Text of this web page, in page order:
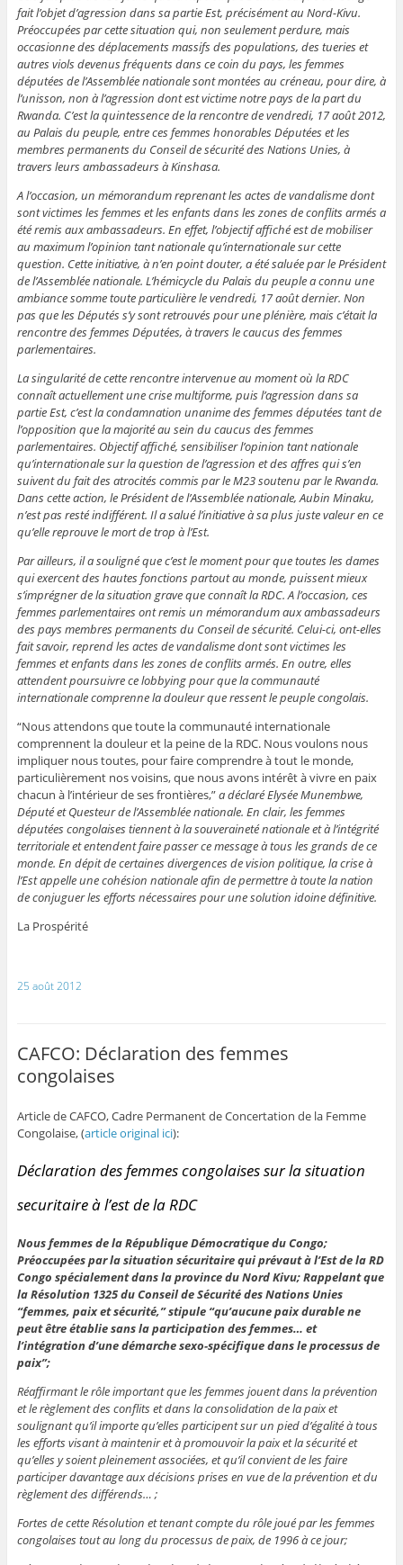
fait l’objet d’agression dans sa partie Est, précisément au Nord-Kivu.
Préoccupées par cette situation qui, non seulement perdure, mais
occasionne des déplacements massifs des populations, des tueries et
autres viols devenus fréquents dans ce coin du pays, les femmes
députées de l’Assemblée nationale sont montées au créneau, pour dire, à
l’unisson, non à l’agression dont est victime notre pays de la part du
Rwanda. C’est la quintessence de la rencontre de vendredi, 17 août 2012,
au Palais du peuple, entre ces femmes honorables Députées et les
membres permanents du Conseil de sécurité des Nations Unies, à
travers leurs ambassadeurs à Kinshasa.
A l’occasion, un mémorandum reprenant les actes de vandalisme dont
sont victimes les femmes et les enfants dans les zones de conflits armés a
été remis aux ambassadeurs. En effet, l’objectif affiché est de mobiliser
au maximum l’opinion tant nationale qu’internationale sur cette
question. Cette initiative, à n’en point douter, a été saluée par le Président
de l’Assemblée nationale. L’hémicycle du Palais du peuple a connu une
ambiance somme toute particulière le vendredi, 17 août dernier. Non
pas que les Députés s’y sont retrouvés pour une plénière, mais c’était la
rencontre des femmes Députées, à travers le caucus des femmes
parlementaires.
La singularité de cette rencontre intervenue au moment où la RDC
connaît actuellement une crise multiforme, puis l’agression dans sa
partie Est, c’est la condamnation unanime des femmes députées tant de
l’opposition que la majorité au sein du caucus des femmes
parlementaires. Objectif affiché, sensibiliser l’opinion tant nationale
qu’internationale sur la question de l’agression et des affres qui s’en
suivent du fait des atrocités commis par le M23 soutenu par le Rwanda.
Dans cette action, le Président de l’Assemblée nationale, Aubin Minaku,
n’est pas resté indifférent. Il a salué l’initiative à sa plus juste valeur en ce
qu’elle reprouve le mort de trop à l’Est.
Par ailleurs, il a souligné que c’est le moment pour que toutes les dames
qui exercent des hautes fonctions partout au monde, puissent mieux
s’imprégner de la situation grave que connaît la RDC. A l’occasion, ces
femmes parlementaires ont remis un mémorandum aux ambassadeurs
des pays membres permanents du Conseil de sécurité. Celui-ci, ont-elles
fait savoir, reprend les actes de vandalisme dont sont victimes les
femmes et enfants dans les zones de conflits armés. En outre, elles
attendent poursuivre ce lobbying pour que la communauté
internationale comprenne la douleur que ressent le peuple congolais.
“Nous attendons que toute la communauté internationale
comprennent la douleur et la peine de la RDC. Nous voulons nous
impliquer nous toutes, pour faire comprendre à tout le monde,
particulièrement nos voisins, que nous avons intérêt à vivre en paix
chacun à l’intérieur de ses frontières,”a déclaré Elysée Munembwe,
Député et Questeur de l’Assemblée nationale. En clair, les femmes
députées congolaises tiennent à la souveraineté nationale et à l’intégrité
territoriale et entendent faire passer ce message à tous les grands de ce
monde. En dépit de certaines divergences de vision politique, la crise à
l’Est appelle une cohésion nationale afin de permettre à toute la nation
de conjuguer les efforts nécessaires pour une solution idoine définitive.
La Prospérité
25 août 2012
CAFCO: Déclaration des femmes
congolaises
Article de CAFCO, Cadre Permanent de Concertation de la Femme
Congolaise, (article original ici):
Déclaration des femmes congolaises sur la situation
securitaire à l’est de la RDC
Nous femmes de la République Démocratique du Congo;
Préoccupées par la situation sécuritaire qui prévaut à l’Est de la RD
Congo spécialement dans la province du Nord Kivu; Rappelant que
la Résolution 1325 du Conseil de Sécurité des Nations Unies
“femmes, paix et sécurité,” stipule “qu’aucune paix durable ne
peut être établie sans la participation des femmes… et
l’intégration d’une démarche sexo-spécifique dans le processus de
paix”;
Réaffirmant le rôle important que les femmes jouent dans la prévention
et le règlement des conflits et dans la consolidation de la paix et
soulignant qu’il importe qu’elles participent sur un pied d’égalité à tous
les efforts visant à maintenir et à promouvoir la paix et la sécurité et
qu’elles y soient pleinement associées, et qu’il convient de les faire
participer davantage aux décisions prises en vue de la prévention et du
règlement des différends… ;
Fortes de cette Résolution et tenant compte du rôle joué par les femmes
congolaises tout au long du processus de paix, de 1996 à ce jour;